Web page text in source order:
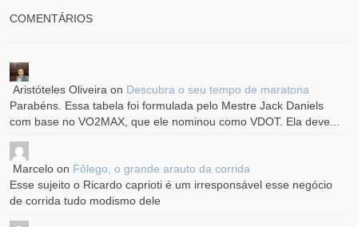
COMENTÁRIOS
Aristóteles Oliveira on Descubra o seu tempo de maratona
Parabéns. Essa tabela foi formulada pelo Mestre Jack Daniels
com base no VO2MAX, que ele nominou como VDOT. Ela deve...
Marcelo on Fôlego, o grande arauto da corrida
Esse sujeito o Ricardo caprioti é um irresponsável esse negócio
de corrida tudo modismo dele